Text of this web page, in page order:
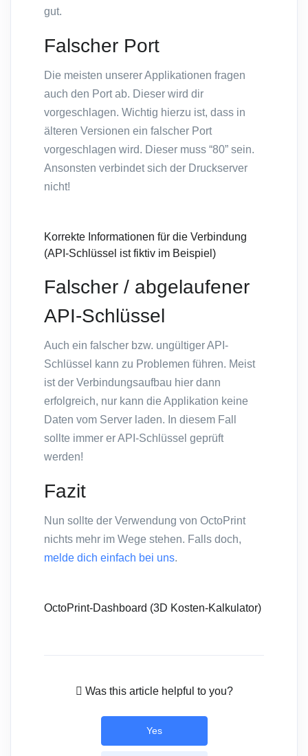
gut.
Falscher Port
Die meisten unserer Applikationen fragen
auch den Port ab. Dieser wird dir
vorgeschlagen. Wichtig hierzu ist, dass in
älteren Versionen ein falscher Port
vorgeschlagen wird. Dieser muss “80” sein.
Ansonsten verbindet sich der Druckserver
nicht!
Korrekte Informationen für die Verbindung
(API-Schlüssel ist fiktiv im Beispiel)
Falscher / abgelaufener
API-Schlüssel
Auch ein falscher bzw. ungültiger API-
Schlüssel kann zu Problemen führen. Meist
ist der Verbindungsaufbau hier dann
erfolgreich, nur kann die Applikation keine
Daten vom Server laden. In diesem Fall
sollte immer er API-Schlüssel geprüft
werden!
Fazit
Nun sollte der Verwendung von OctoPrint
nichts mehr im Wege stehen. Falls doch,
melde dich einfach bei uns.
OctoPrint-Dashboard (3D Kosten-Kalkulator)
Was this article helpful to you?
Yes